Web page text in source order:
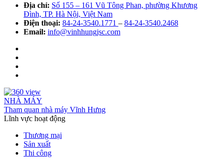
Địa chỉ: Số 155 – 161 Vũ Tông Phan, phường Khương
Đình, TP. Hà Nội, Việt Nam
Điện thoại: 84-24-3540.1771 – 84-24-3540.2468
Email: info@vinhhungjsc.com
NHÀ MÁY
Tham quan nhà máy Vĩnh Hưng
Lĩnh vực hoạt động
Thương mại
Sản xuất
Thi công